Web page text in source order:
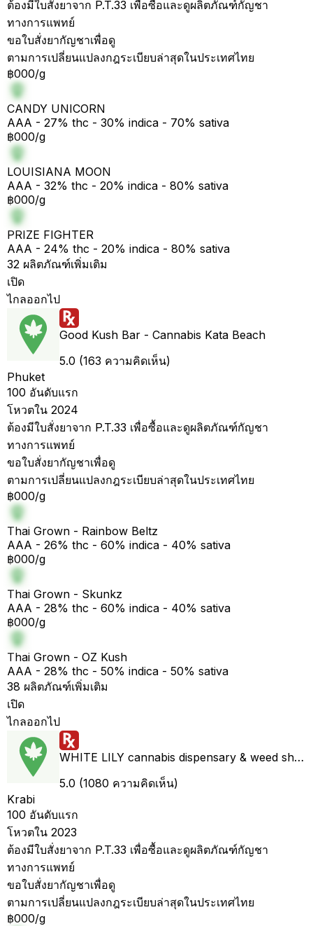
ต้องมีใบสั่งยาจาก P.T.33 เพื่อซื้อและดูผลิตภัณฑ์กัญชา
ทางการแพทย์
ขอใบสั่งยากัญชาเพื่อดู
ตามการเปลี่ยนแปลงกฎระเบียบล่าสุดในประเทศไทย
฿000/g
CANDY UNICORN
AAA - 27% thc - 30% indica - 70% sativa
฿000/g
LOUISIANA MOON
AAA - 32% thc - 20% indica - 80% sativa
฿000/g
PRIZE FIGHTER
AAA - 24% thc - 20% indica - 80% sativa
32 ผลิตภัณฑ์เพิ่มเติม
เปิด
ไกลออกไป
Good Kush Bar - Cannabis Kata Beach
5.0 (163 ความคิดเห็น)
Phuket
100 อันดับแรก
โหวตใน 2024
ต้องมีใบสั่งยาจาก P.T.33 เพื่อซื้อและดูผลิตภัณฑ์กัญชา
ทางการแพทย์
ขอใบสั่งยากัญชาเพื่อดู
ตามการเปลี่ยนแปลงกฎระเบียบล่าสุดในประเทศไทย
฿000/g
Thai Grown - Rainbow Beltz
AAA - 26% thc - 60% indica - 40% sativa
฿000/g
Thai Grown - Skunkz
AAA - 28% thc - 60% indica - 40% sativa
฿000/g
Thai Grown - OZ Kush
AAA - 28% thc - 50% indica - 50% sativa
38 ผลิตภัณฑ์เพิ่มเติม
เปิด
ไกลออกไป
WHITE LILY cannabis dispensary & weed shop aonang delivery
5.0 (1080 ความคิดเห็น)
Krabi
100 อันดับแรก
โหวตใน 2023
ต้องมีใบสั่งยาจาก P.T.33 เพื่อซื้อและดูผลิตภัณฑ์กัญชา
ทางการแพทย์
ขอใบสั่งยากัญชาเพื่อดู
ตามการเปลี่ยนแปลงกฎระเบียบล่าสุดในประเทศไทย
฿000/g